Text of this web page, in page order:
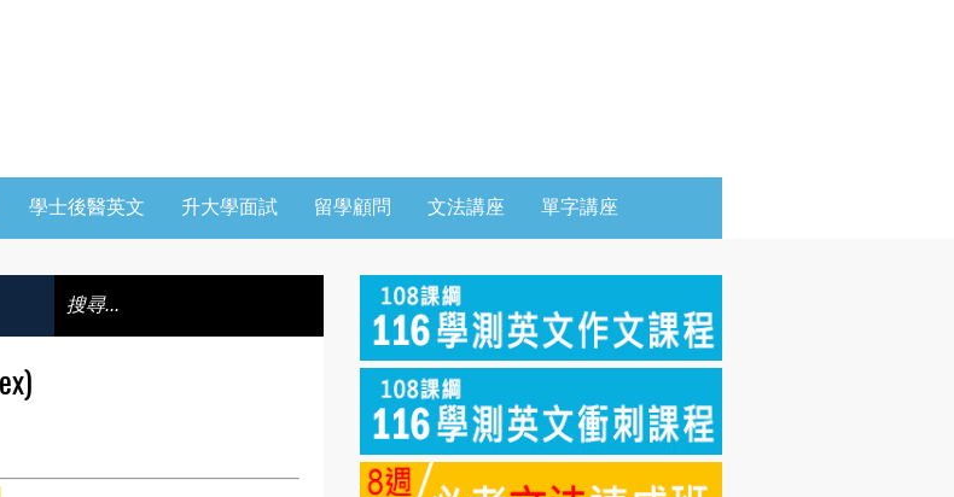
學士後醫英文 升大學面試 留學顧問 文法講座 單字講座